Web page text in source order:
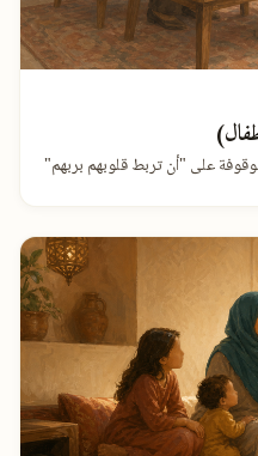
موقوفة على "أن تربط قلوبهم بربهم"